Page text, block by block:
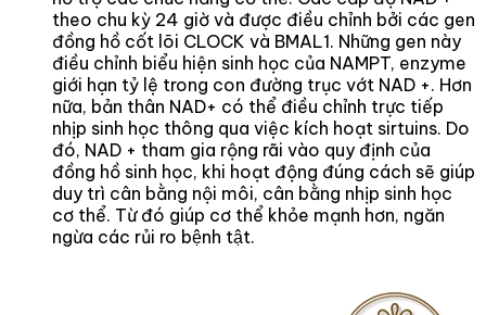
theo chu kỳ 24 giờ và được điều chỉnh bởi các gen
đồng hồ cốt lõi CLOCK và BMAL1. Những gen này
điều chỉnh biểu hiện sinh học của NAMPT, enzyme
giới hạn tỷ lệ trong con đường trục vớt NAD +. Hơn
nữa, bản thân NAD+ có thể điều chỉnh trực tiếp
nhịp sinh học thông qua việc kích hoạt sirtuins. Do
đó, NAD + tham gia rộng rãi vào quy định của
đồng hồ sinh học, khi hoạt động đúng cách sẽ giúp
duy trì cân bằng nội môi, cân bằng nhịp sinh học
cơ thể. Từ đó giúp cơ thể khỏe mạnh hơn, ngăn
ngừa các rủi ro bệnh tật.